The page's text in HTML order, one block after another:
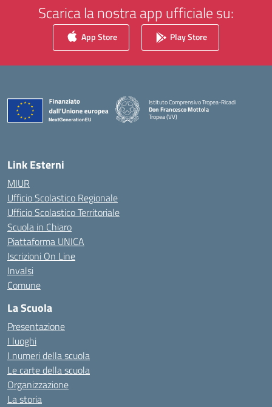
Scarica la nostra app ufficiale su:
App Store Play Store
Istituto Comprensivo Tropea-Ricadi
Don Francesco Mottola
Tropea (VV)
— Visita la pagina iniziale della scuola
Link Esterni
MIUR
Ufficio Scolastico Regionale
Ufficio Scolastico Territoriale
Scuola in Chiaro
Piattaforma UNICA
Iscrizioni On Line
Invalsi
Comune
La Scuola
Presentazione
I luoghi
I numeri della scuola
Le carte della scuola
Organizzazione
La storia